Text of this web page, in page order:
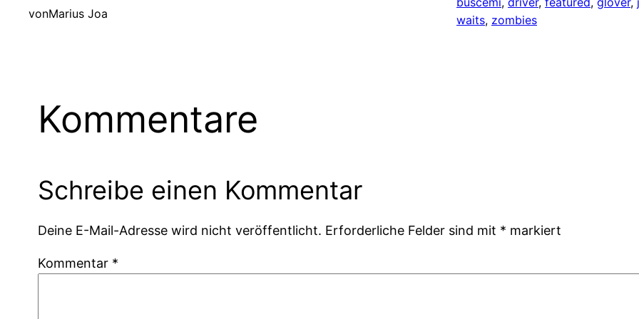
vonMarius Joa
waits, zombies
Kommentare
Schreibe einen Kommentar
Deine E-Mail-Adresse wird nicht veröffentlicht. Erforderliche Felder sind mit * markiert
Kommentar *